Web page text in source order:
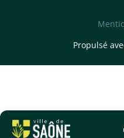
Propulsé